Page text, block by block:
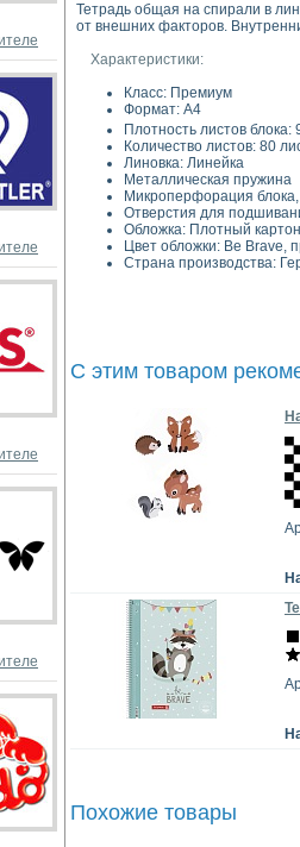
Тетрадь общая на спирали в
от внешних факторов.
Характеристики:
Класс: Премиум
Формат: A4
Плотность листов блока:
Количество листов: 80
Линовка: Линейка
Металлическая пружина
Микроперфорация
Отверстия для
Обложка: Плотный
Цвет обложки: Be Brave,
Страна производства:
С этим товаром
Похожие товары